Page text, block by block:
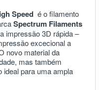
Speed é o filamento
Spectrum Filaments
impressão3D rápida–
excecionala
novo materialda
, mas também
idealpara umaampla